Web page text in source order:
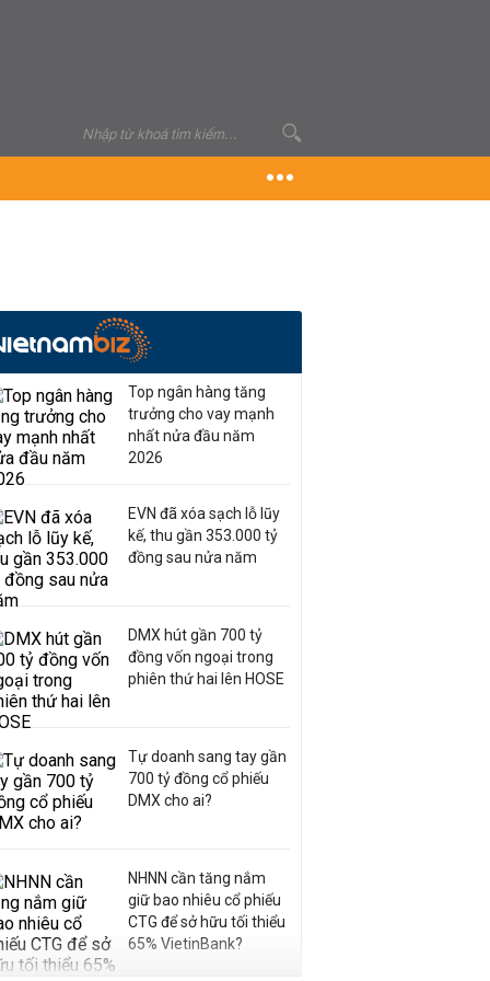
Top ngân hàng tăng
trưởng cho vay mạnh
nhất nửa đầu năm
2026
EVN đã xóa sạch lỗ lũy
kế, thu gần 353.000 tỷ
đồng sau nửa năm
DMX hút gần 700 tỷ
đồng vốn ngoại trong
phiên thứ hai lên HOSE
Tự doanh sang tay gần
700 tỷ đồng cổ phiếu
DMX cho ai?
NHNN cần tăng nắm
giữ bao nhiêu cổ phiếu
CTG để sở hữu tối thiểu
65% VietinBank?